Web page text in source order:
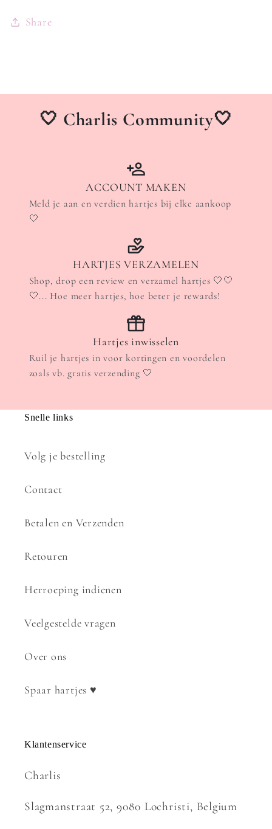
Share
🤍 Charlis Community🤍
ACCOUNT MAKEN
Meld je aan en verdien hartjes bij elke aankoop
🤍
HARTJES VERZAMELEN
Shop, drop een review en verzamel hartjes 🤍🤍
🤍... Hoe meer hartjes, hoe beter je rewards!
Hartjes inwisselen
Ruil je hartjes in voor kortingen en voordelen
zoals vb. gratis verzending 🤍
Snelle links
Volg je bestelling
Contact
Betalen en Verzenden
Retouren
Herroeping indienen
Veelgestelde vragen
Over ons
Spaar hartjes ♥
Klantenservice
Charlis
Slagmanstraat 52, 9080 Lochristi, Belgium